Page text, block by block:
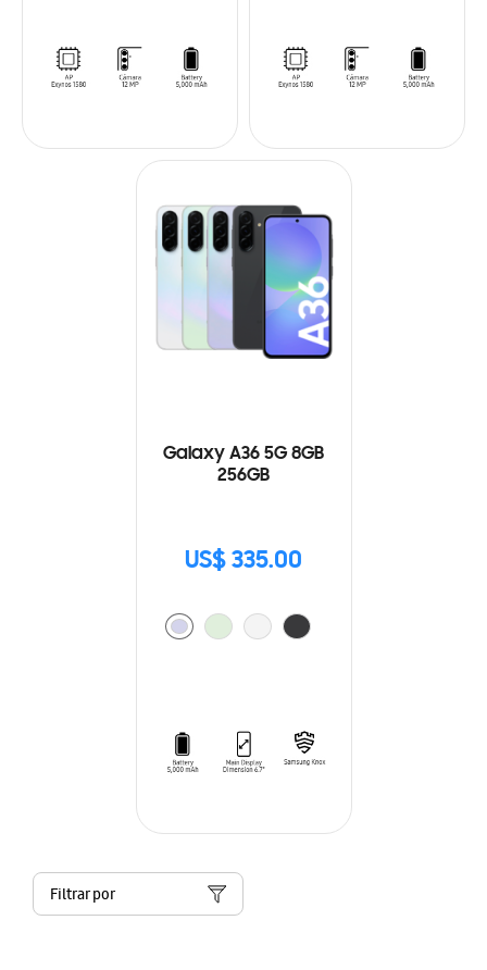
Galaxy A36 5G 8GB
256GB
US$ 335.00
Filtrar por